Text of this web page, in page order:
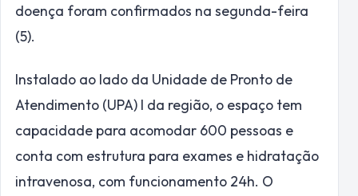
doença foram confirmados na segunda-feira
(5).
Instalado ao lado da Unidade de Pronto de
Atendimento (UPA) I da região, o espaço tem
capacidade para acomodar 600 pessoas e
conta com estrutura para exames e hidratação
intravenosa, com funcionamento 24h. O